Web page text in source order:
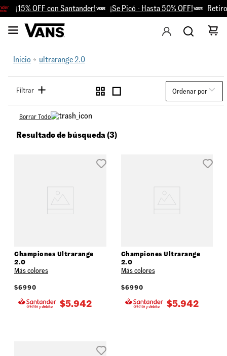
¡15% OFF con Santander! ¡Se Picó - Hasta 50% OFF! Retiro
Inicio ultrarange 2.0
Filtrar Ordenar por
Borrar Todo
Resultado de búsqueda (3)
Championes Ultrarange
2.0
Más colores
$6990
$5.942
Championes Ultrarange
2.0
Más colores
$6990
$5.942